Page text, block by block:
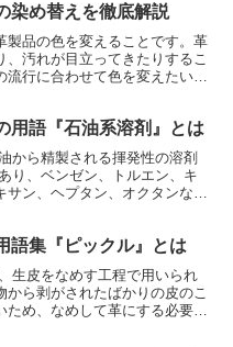
強度、耐久性が測定されま
力によって測定されます。耐
れます。 耐寒性試験
使用されます。耐寒性試験に合
い気候での使用には適してい
染め替えを徹底解説
製品の色を変えることです。革
汚れが目立ってきたりするこ
行に合わせて色を変えたいと
とも可能です。革製品の染め
料を使って染め替える方法で
2種類があります。水性染料
く、発色が鮮やかなのが特徴で
ものの、耐水性に優れている
た、自分で染め替えることが
きます。
用語『石油系溶剤』とは
り、ベンゼン、トルエン、キ
サン、ヘプタン、オクタンなど
語集『ピックル』とは
ら剥がされたばかりの皮のこ
ため、なめして革にする必要が